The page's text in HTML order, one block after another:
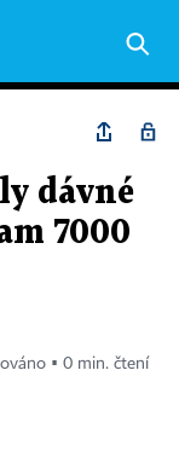
dávné
7000
▪ 0 min. čtení